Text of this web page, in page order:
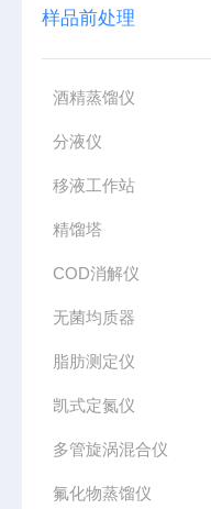
样品前处理
酒精蒸馏仪
分液仪
移液工作站
精馏塔
COD消解仪
无菌均质器
脂肪测定仪
凯式定氮仪
多管旋涡混合仪
氟化物蒸馏仪